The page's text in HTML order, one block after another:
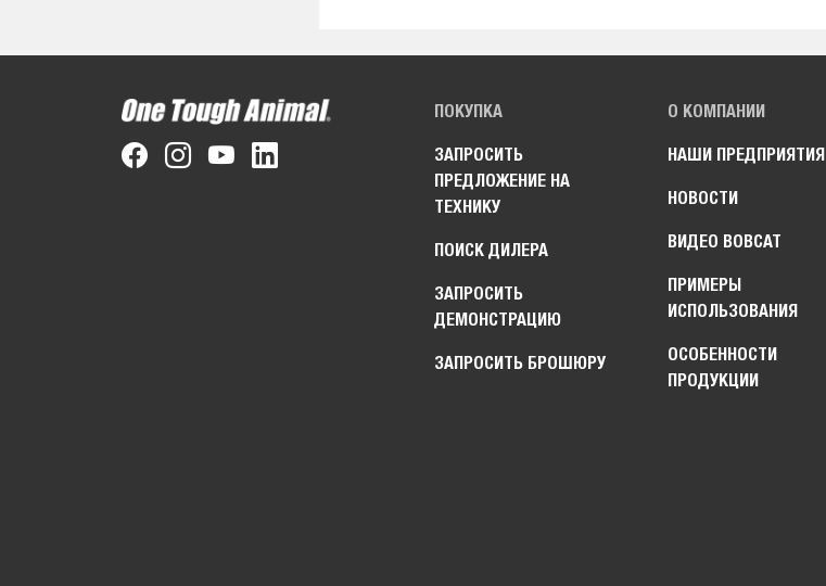
ПОКУПКА
ЗАПРОСИТЬ
ПРЕДЛОЖЕНИЕ НА
ТЕХНИКУ
ПОИСК ДИЛЕРА
ЗАПРОСИТЬ
ДЕМОНСТРАЦИЮ
ЗАПРОСИТЬ БРОШЮРУ
О КОМПАНИИ
НАШИ ПРЕДПРИЯТИЯ
НОВОСТИ
ВИДЕО BOBCAT
ПРИМЕРЫ
ИСПОЛЬЗОВАНИЯ
ОСОБЕННОСТИ
ПРОДУКЦИИ